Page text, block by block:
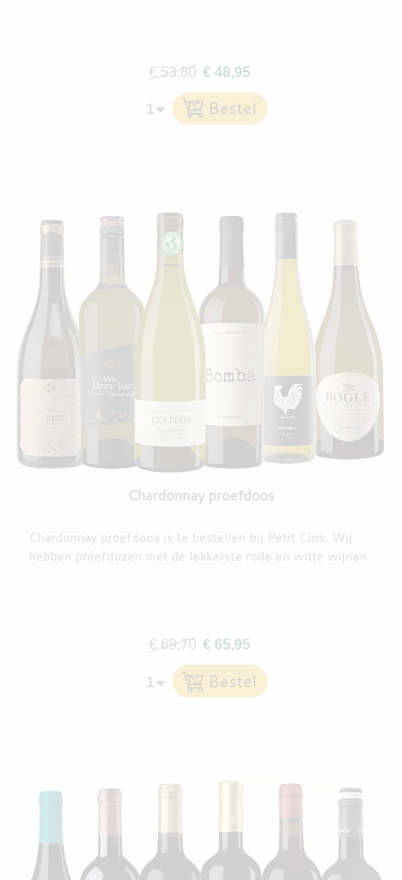
€ 53,80 € 48,95
Chardonnay proefdoos
Chardonnay proefdoos is te bestellen bij Petit Clos. Wij
hebben proefdozen met de lekkerste rode en witte wijnen.
€ 69,70 € 65,95